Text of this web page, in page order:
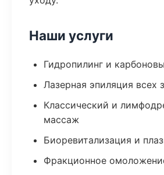
Наши услуги
Гидропилинг и
Лазерная эпиляция всех
Классический и
массаж
Биоревитализация и
Фракционное